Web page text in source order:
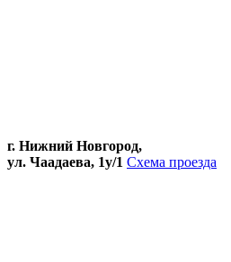
г. Нижний Новгород,
ул. Чаадаева, 1у/1 Схема проезда